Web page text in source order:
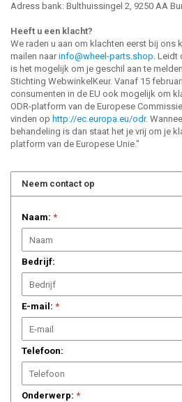
Adress bank: Bulthuissingel 2, 9250 AA
Heeft u een klacht?
We raden u aan om klachten eerst bij ons
mailen naarinfo@wheel-parts.shop. Leidt
is het mogelijk om je geschil aan te
Stichting WebwinkelKeur. Vanaf 15
consumenten in de EU ook mogelijk om
ODR-platform van de Europese
vinden op http://ec.europa.eu/odr.
behandeling is dan staat het je vrij om je
platform van de Europese Unie."
Neem contact op
Naam: *
Bedrijf:
E-mail: *
Telefoon:
Onderwerp: *